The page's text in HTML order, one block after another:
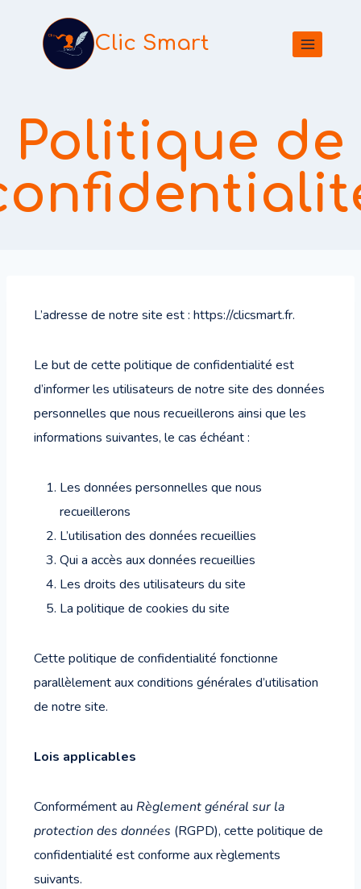
Clic Smart
Politique de
L’adresse de notre site est : https://clicsmart.fr.
Le but de cette politique de confidentialité est
d’informer les utilisateurs de notre site des données
personnelles que nous recueillerons ainsi que les
informations suivantes, le cas échéant :
Les données personnelles que nous
recueillerons
L’utilisation des données recueillies
Qui a accès aux données recueillies
Les droits des utilisateurs du site
La politique de cookies du site
Cette politique de confidentialité fonctionne
parallèlement aux conditions générales d’utilisation
de notre site.
Lois applicables
Conformément au Règlement général sur la
protection des données (RGPD), cette politique de
confidentialité est conforme aux règlements
suivants.